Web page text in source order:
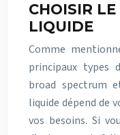
CHOISIR LE
LIQUIDE
Comme
principaux types
broad spectrum
liquide dépend de
vos besoins. Si